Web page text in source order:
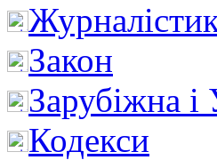
Закон
Зарубіжна і
Кодекси